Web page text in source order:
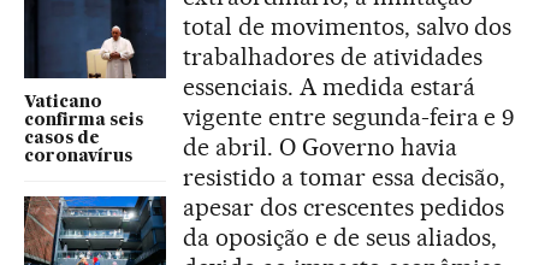
Vaticano
confirma seis
casos de
coronavírus
total de movimentos, salvo dos
trabalhadores de atividades
essenciais. A medida estará
vigente entre segunda-feira e 9
de abril. O Governo havia
resistido a tomar essa decisão,
apesar dos crescentes pedidos
da oposição e de seus aliados,